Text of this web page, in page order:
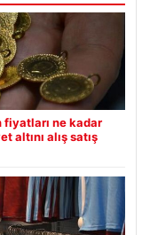
fiyatları ne kadar
altını alış satış